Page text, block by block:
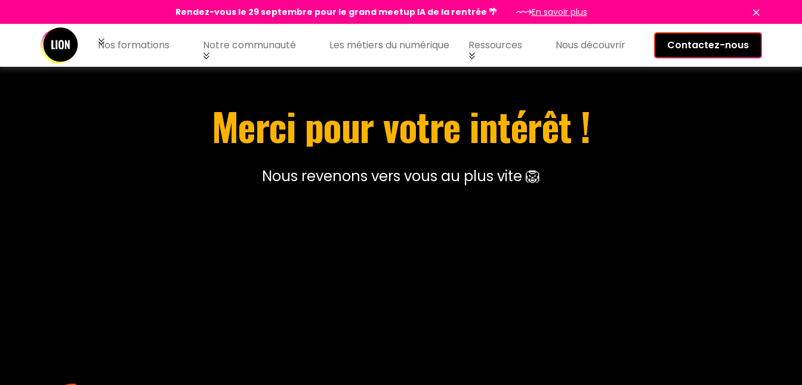
Rendez-vous le 29 septembre pour le grand meetup IA de la rentrée 🌴 En savoir plus
Nos formations Notre communauté Les métiers du numérique Ressources Nous découvrir Contactez-nous
Merci pour votre intérêt !
Nous revenons vers vous au plus vite 🦁